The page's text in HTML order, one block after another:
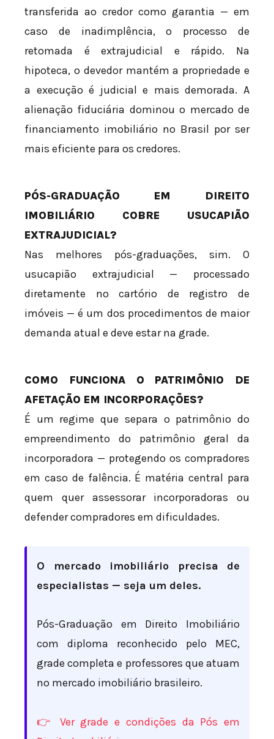
transferida ao credor como garantia — em
caso de inadimplência, o processo de
retomada é extrajudicial e rápido. Na
hipoteca, o devedor mantém a propriedade e
a execução é judicial e mais demorada. A
alienação fiduciária dominou o mercado de
financiamento imobiliário no Brasil por ser
mais eficiente para os credores.
PÓS-GRADUAÇÃO EM DIREITO
IMOBILIÁRIO COBRE USUCAPIÃO
EXTRAJUDICIAL?
Nas melhores pós-graduações, sim. O
usucapião extrajudicial — processado
diretamente no cartório de registro de
imóveis — é um dos procedimentos de maior
demanda atual e deve estar na grade.
COMO FUNCIONA O PATRIMÔNIO DE
AFETAÇÃO EM INCORPORAÇÕES?
É um regime que separa o patrimônio do
empreendimento do patrimônio geral da
incorporadora — protegendo os compradores
em caso de falência. É matéria central para
quem quer assessorar incorporadoras ou
defender compradores em dificuldades.
O mercado imobiliário precisa de
especialistas — seja um deles.
Pós-Graduação em Direito Imobiliário
com diploma reconhecido pelo MEC,
grade completa e professores que atuam
no mercado imobiliário brasileiro.
👉 Ver grade e condições da Pós em